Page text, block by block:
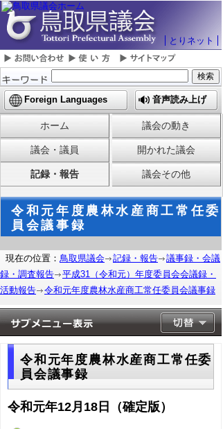
とりネット
Foreign Languages 音声読み上げ
ホーム 議会の動き
議会・議員 開かれた議会
記録・報告 議会その他
令和元年度農林水産商工常任委
員会議事録
現在の位置： 鳥取県議会 記録・報告
議事録・会議
録・調査報告
平成31（令和元）年度委員会会議録・
活動報告
令和元年度農林水産商工常任委員会議事録
令和元年度農林水産商工常任委
員会議事録
令和元年12月18日（確定版）